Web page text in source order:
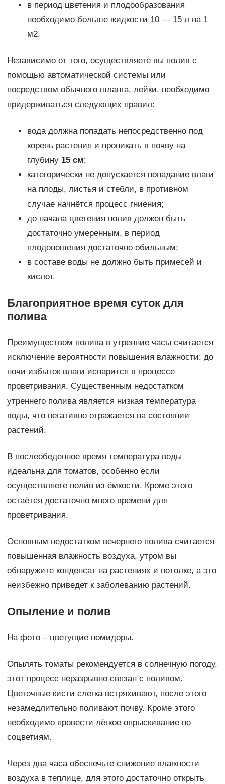
в период цветения и плодообразования
необходимо больше жидкости 10 — 15 л на 1
м2.
Независимо от того, осуществляете вы полив с
помощью автоматической системы или
посредством обычного шланга, лейки, необходимо
придерживаться следующих правил:
вода должна попадать непосредственно под
корень растения и проникать в почву на
глубину 15 см;
категорически не допускается попадание влаги
на плоды, листья и стебли, в противном
случае начнётся процесс гниения;
до начала цветения полив должен быть
достаточно умеренным, в период
плодоношения достаточно обильным;
в составе воды не должно быть примесей и
кислот.
Благоприятное время суток для
полива
Преимуществом полива в утренние часы считается
исключение вероятности повышения влажности: до
ночи избыток влаги испарится в процессе
проветривания. Существенным недостатком
утреннего полива является низкая температура
воды, что негативно отражается на состоянии
растений.
В послеобеденное время температура воды
идеальна для томатов, особенно если
осуществляете полив из ёмкости. Кроме этого
остаётся достаточно много времени для
проветривания.
Основным недостатком вечернего полива считается
повышенная влажность воздуха, утром вы
обнаружите конденсат на растениях и потолке, а это
неизбежно приведет к заболеванию растений.
Опыление и полив
На фото – цветущие помидоры.
Опылять томаты рекомендуется в солнечную погоду,
этот процесс неразрывно связан с поливом.
Цветочные кисти слегка встряхивают, после этого
незамедлительно поливают почву. Кроме этого
необходимо провести лёгкое опрыскивание по
соцветиям.
Через два часа обеспечьте снижение влажности
воздуха в теплице, для этого достаточно открыть